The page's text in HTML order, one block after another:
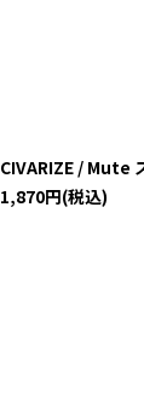
CIVARIZE / Mute
1,870円(税込)